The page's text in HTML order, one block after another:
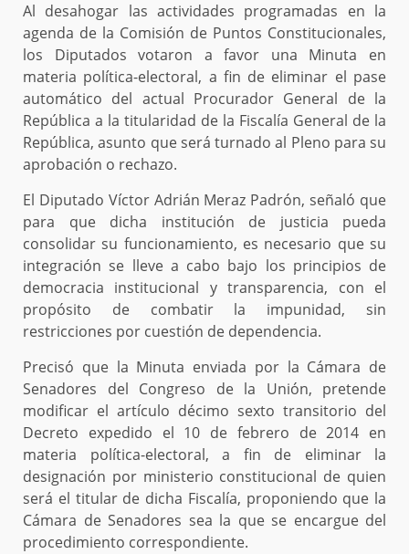
Al desahogar las actividades programadas en la
agenda de la Comisión de Puntos Constitucionales,
los Diputados votaron a favor una Minuta en
materia política-electoral, a fin de eliminar el pase
automático del actual Procurador General de la
República a la titularidad de la Fiscalía General de la
República, asunto que será turnado al Pleno para su
aprobación o rechazo.
El Diputado Víctor Adrián Meraz Padrón, señaló que
para que dicha institución de justicia pueda
consolidar su funcionamiento, es necesario que su
integración se lleve a cabo bajo los principios de
democracia institucional y transparencia, con el
propósito de combatir la impunidad, sin
restricciones por cuestión de dependencia.
Precisó que la Minuta enviada por la Cámara de
Senadores del Congreso de la Unión, pretende
modificar el artículo décimo sexto transitorio del
Decreto expedido el 10 de febrero de 2014 en
materia política-electoral, a fin de eliminar la
designación por ministerio constitucional de quien
será el titular de dicha Fiscalía, proponiendo que la
Cámara de Senadores sea la que se encargue del
procedimiento correspondiente.